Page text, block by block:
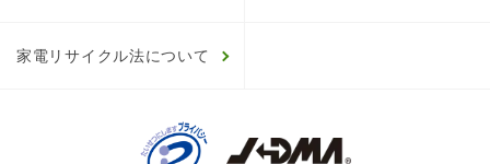
家電リサイクル法について